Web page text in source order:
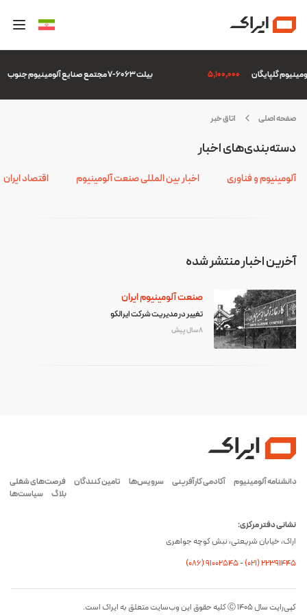
بیلت 6063-7 مجتمع صنایع آلومینیوم جنوب 5,100,000
صفحه اصلی اتاق خبر
مدیرعامل
آخرین اخبار منتشر شده
صنعت آلومینیوم ایران
تغییر در مدیریت شرکت ایرالکو
8 سال پیش
دسته‌بندی‌های اخبار
آلومینیوم و فناوری اخبار بین المللی صنعت آلومینیوم اقتصاد ایران
دانشنامه آلومینیوم آکادمی کارآفرینی سرویس‌ها تامین کنندگان
فرصت‌های شغلی
بلاگ
سیاست‌ها
نشانی دفتر مرکزی:
اراک، خیابان شریعتی، نبش کوچه جواهری
(۰۸۶) ۹۱۰۰۲۵۴۵-(۰21) 22391445
کپی‌رایت سال ۱۴۰۵ Ⓒ کلیه حقوق این وب‌سایت متعلق به ایراک است.